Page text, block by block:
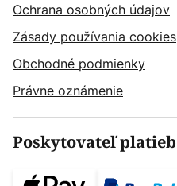
Ochrana osobných údajov
Zásady používania cookies
Obchodné podmienky
Právne oznámenie
Poskytovateľ platieb